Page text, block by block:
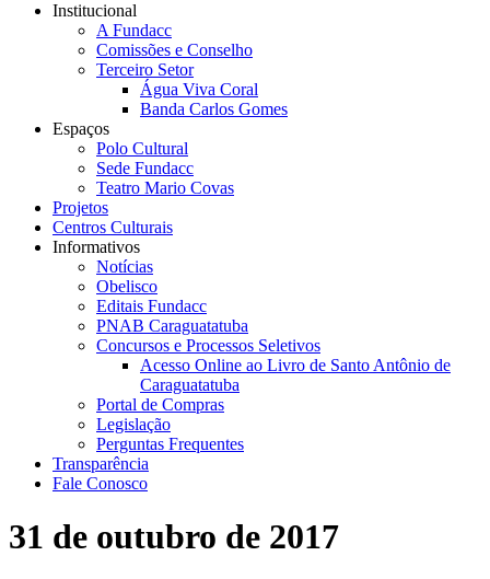
Institucional
A Fundacc
Comissões e Conselho
Terceiro Setor
Água Viva Coral
Banda Carlos Gomes
Espaços
Polo Cultural
Sede Fundacc
Teatro Mario Covas
Projetos
Centros Culturais
Informativos
Notícias
Obelisco
Editais Fundacc
PNAB Caraguatatuba
Concursos e Processos Seletivos
Acesso Online ao Livro de Santo Antônio de
Caraguatatuba
Portal de Compras
Legislação
Perguntas Frequentes
Transparência
Fale Conosco
31 de outubro de 2017